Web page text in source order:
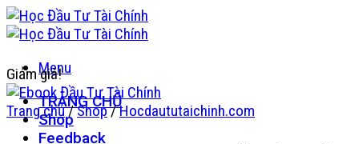
Bỏ
qua
dung Menu
TRANG CHỦ
Shop
Feedback
Giảm giá!
Trang chủ/Shop/Hocdaututaichinh.com